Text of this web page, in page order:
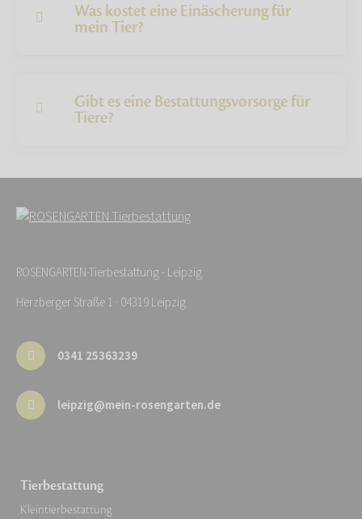
Was kostet eine Einäscherung für
mein Tier?
Gibt es eine Bestattungsvorsorge für
Tiere?
ROSENGARTEN-Tierbestattung - Leipzig
Herzberger Straße 1 · 04319 Leipzig
0341 25363239
leipzig@mein-rosengarten.de
Tierbestattung
Kleintierbestattung